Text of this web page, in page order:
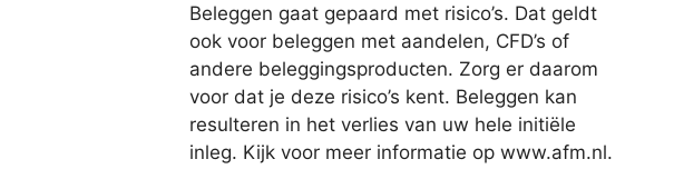
Beleggen gaat gepaard met risico’s. Dat geldt
ook voor beleggen met aandelen, CFD’s of
andere beleggingsproducten. Zorg er daarom
voor dat je deze risico’s kent. Beleggen kan
resulteren in het verlies van uw hele initiële
inleg. Kijk voor meer informatie op www.afm.nl.